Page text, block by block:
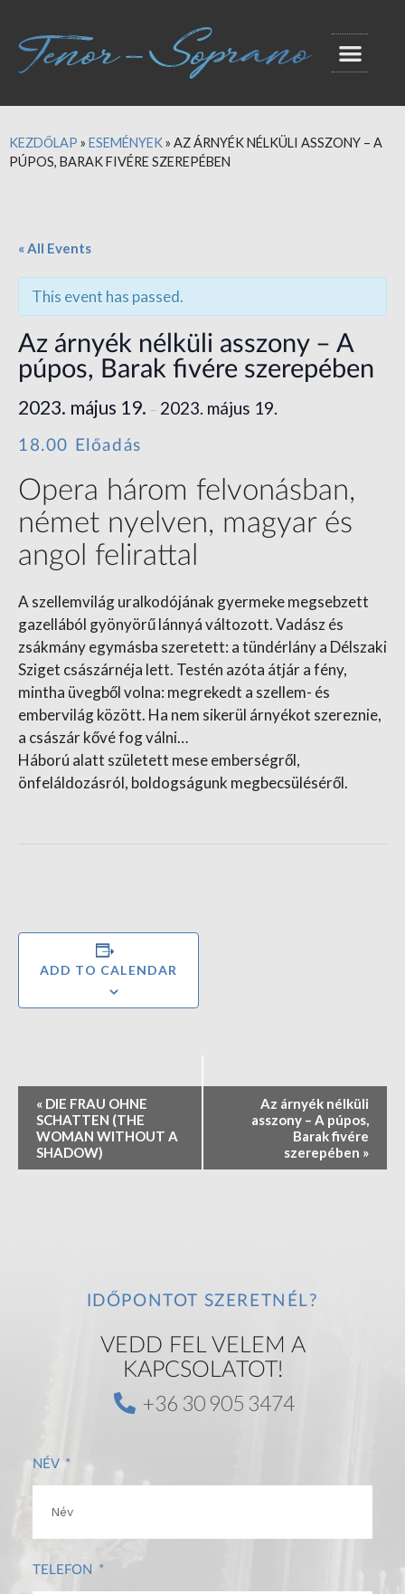
KEZDŐLAP » ESEMÉNYEK» AZ ÁRNYÉK NÉLKÜLI ASSZONY – A
PÚPOS, BARAK FIVÉRE SZEREPÉBEN
« All Events
This event has passed.
Az árnyék nélküli asszony – A
púpos, Barak fivére szerepében
2023. május 19. – 2023. május 19.
18.00 Előadás
Opera három felvonásban,
német nyelven, magyar és
angol felirattal
A szellemvilág uralkodójának gyermeke megsebzett
gazellából gyönyörű lánnyá változott. Vadász és
zsákmány egymásba szeretett: a tündérlány a Délszaki
Sziget császárnéja lett. Testén azóta átjár a fény,
mintha üvegből volna: megrekedt a szellem- és
embervilág között. Ha nem sikerül árnyékot szereznie,
a császár kővé fog válni…
Háború alatt született mese emberségről,
önfeláldozásról, boldogságunk megbecsüléséről.
ADD TO CALENDAR
t
« DIE FRAU OHNE
SCHATTEN (THE
WOMAN WITHOUT A
SHADOW)
Az árnyék nélküli
asszony – A púpos,
Barak fivére
szerepében »
IDŐPONTOT SZERETNÉL?
VEDD FEL VELEM A
KAPCSOLATOT!
+36 30 905 3474
NÉV
TELEFON